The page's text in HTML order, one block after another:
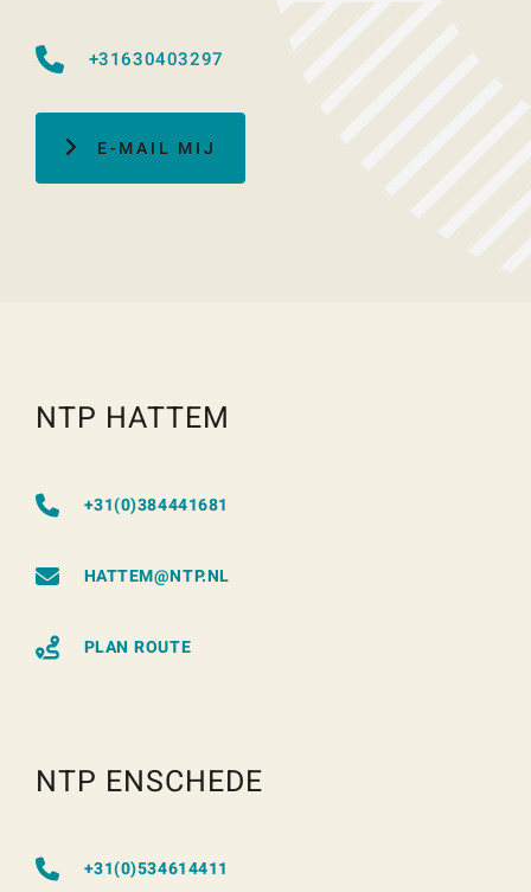
+31630403297
E-MAIL MIJ
NTP HATTEM
+31(0)384441681
HATTEM@NTP.NL
PLAN ROUTE
NTP ENSCHEDE
+31(0)534614411